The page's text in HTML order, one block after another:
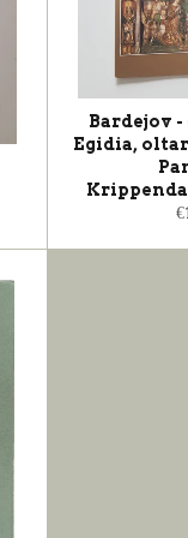
Bardejov
Egidia,